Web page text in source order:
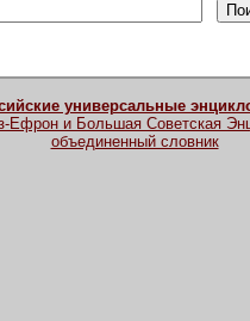
универсальные
Ефрон и Большая Советская
объединенный словник